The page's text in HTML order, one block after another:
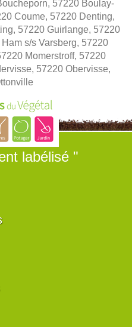
57220 Boulay-
Coume, 57220 Denting,
57220 Guirlange, 57220
s/s Varsberg, 57220
Momerstroff, 57220
57220 Obervisse,
labélisé "